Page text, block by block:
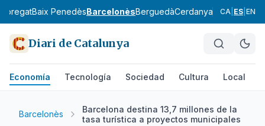
Baix PenedèsBarcelonèsBerguedàCerdanya Conca de
CA ES EN
Diari de Catalunya
Economía Tecnología Sociedad Cultura Local
Barcelonès
Barcelona destina 13,7 millones de la
tasa turística a proyectos municipales